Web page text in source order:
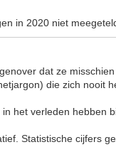
in 2020 niet
dat ze
die zich nooit
het verleden hebben
Statistische cijfers